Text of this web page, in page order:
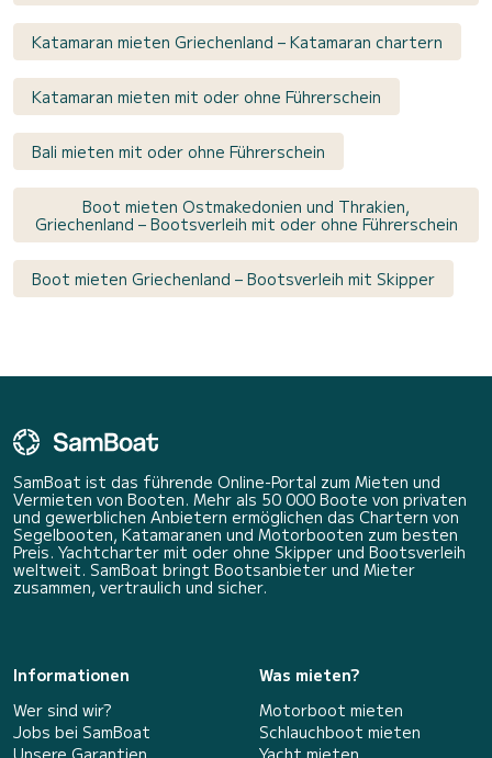
Katamaran mieten Griechenland – Katamaran chartern
Katamaran mieten mit oder ohne Führerschein
Bali mieten mit oder ohne Führerschein
Boot mieten Ostmakedonien und Thrakien,
Griechenland – Bootsverleih mit oder ohne Führerschein
Boot mieten Griechenland – Bootsverleih mit Skipper
SamBoat ist das führende Online-Portal zum Mieten und
Vermieten von Booten. Mehr als 50 000 Boote von privaten
und gewerblichen Anbietern ermöglichen das Chartern von
Segelbooten, Katamaranen und Motorbooten zum besten
Preis. Yachtcharter mit oder ohne Skipper und Bootsverleih
weltweit. SamBoat bringt Bootsanbieter und Mieter
zusammen, vertraulich und sicher.
Informationen
Wer sind wir?
Jobs bei SamBoat
Was mieten?
Motorboot mieten
Schlauchboot mieten